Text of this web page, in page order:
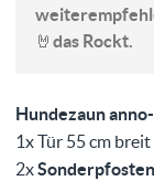
🤘das Rockt.
Hundezaun
1x Tür 55 cm breit
2x